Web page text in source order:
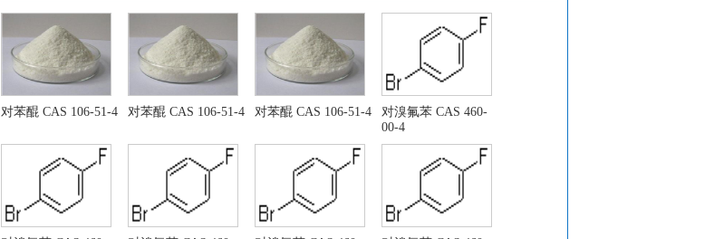
过氧化苯甲酰
2-甲基-2-丙醇
石炭酸
三氯乙烯
二环己胺
氯甲酸十六烷基酯 CAS NO. 26272-90-2
乙烯基苯
异辛烷
对苯醌 CAS 106-51-4 对苯醌 CAS 106-51-4 对苯醌 CAS 106-51-4
对溴氟苯 CAS 460-
00-4